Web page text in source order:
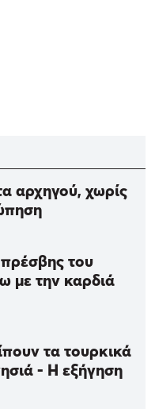
αρχηγού, χωρίς
του
με την καρδιά
τα τουρκικά
- Η εξήγηση